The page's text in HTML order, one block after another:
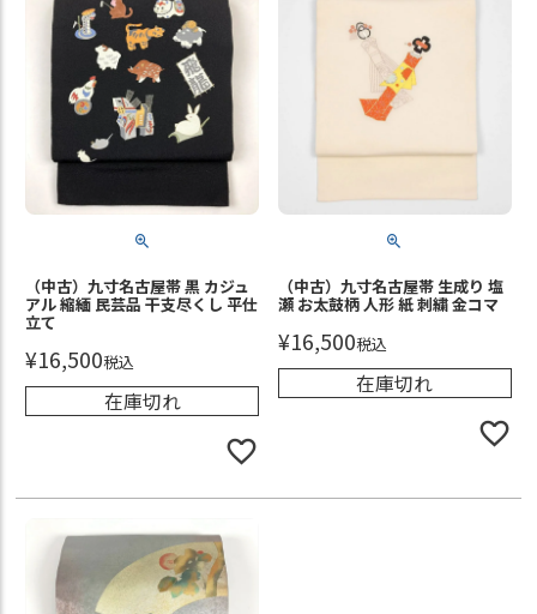
（中古）九寸名古屋帯 黒 カジュ
アル 縮緬 民芸品 干支尽くし 平仕
立て
¥16,500税込
在庫切れ
（中古）九寸名古屋帯 生成り 塩
瀬 お太鼓柄 人形 紙 刺繍 金コマ
¥16,500税込
在庫切れ